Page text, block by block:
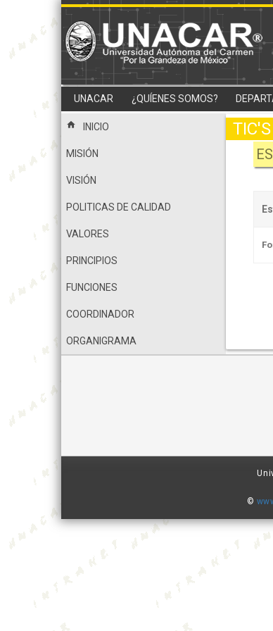
UNACAR ¿QUÍENES SOMOS?
home INICIO
MISIÓN
VISIÓN
POLITICAS DE CALIDAD
VALORES
PRINCIPIOS
FUNCIONES
COORDINADOR
ORGANIGRAMA
TIC'S
©